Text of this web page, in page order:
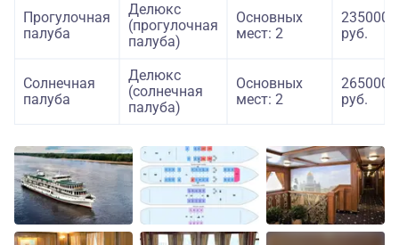
Прогулочная
палуба
Делюкс
(прогулочная
палуба)
Основных
мест: 2
235000
руб.
Солнечная
палуба
Делюкс
(солнечная
палуба)
Основных
мест: 2
265000
руб.